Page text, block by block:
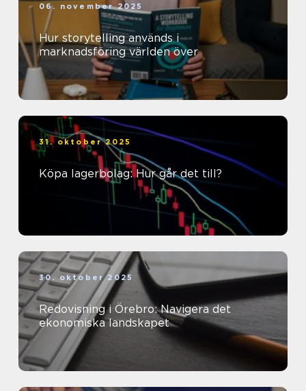
06. november 2025
Hur storytelling används i
marknadsföring världen över
31. oktober 2025
Köpa lagerbolag: Hur går det till?
30. oktober 2025
Redovisning i Örebro: Navigera det
ekonomiska landskapet